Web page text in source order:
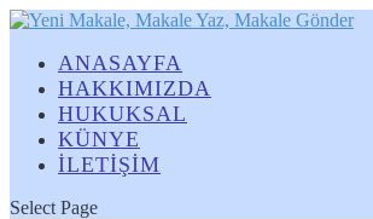
ANASAYFA
HAKKIMIZDA
HUKUKSAL
KÜNYE
İLETİŞİM
Select Page